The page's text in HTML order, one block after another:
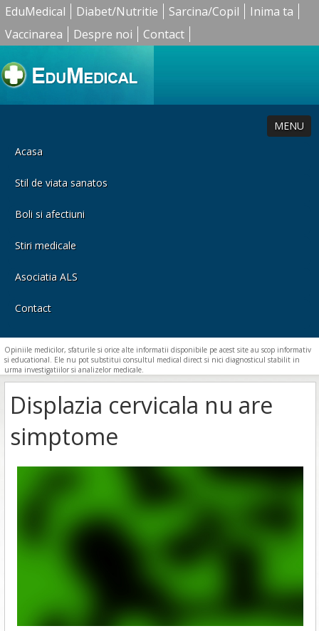
EduMedical Diabet/Nutritie Sarcina/Copil
Inima ta
Vaccinarea
Despre noi Contact
MENU
Acasa
Stil de viata sanatos
Boli si afectiuni
Stiri medicale
Asociatia ALS
Contact
Opiniile medicilor, sfaturile si orice alte informatii disponibile pe acest site au scop informativ
si educational. Ele nu pot substitui consultul medical direct si nici diagnosticul stabilit in
urma investigatiilor si analizelor medicale.
Displazia cervicala nu are
simptome